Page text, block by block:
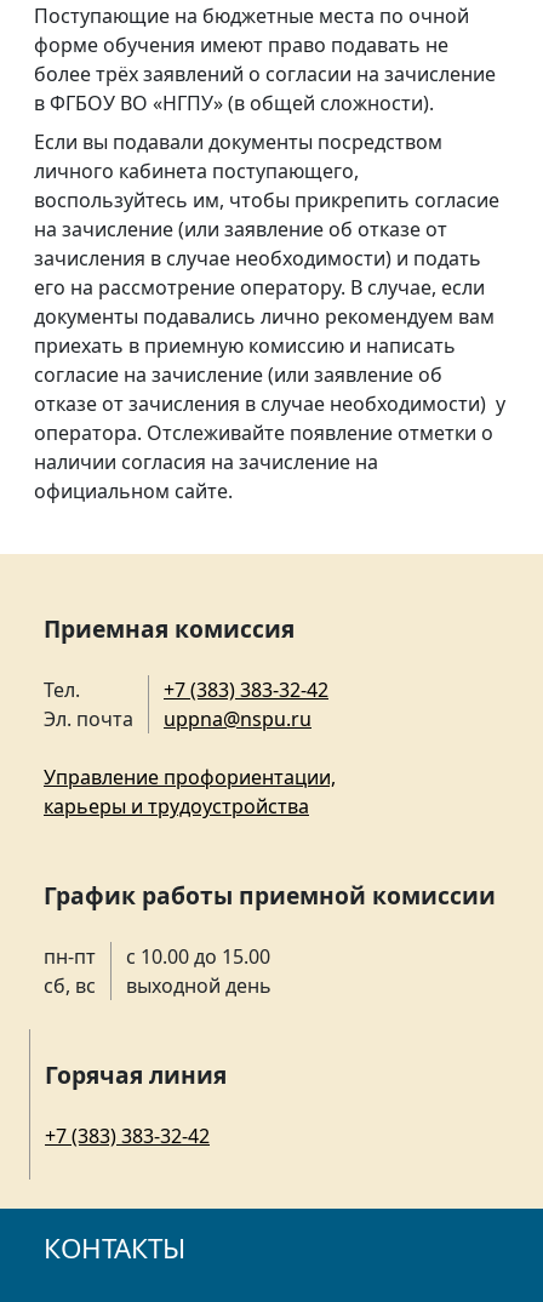
Поступающие на бюджетные места по очной
форме обучения имеют право подавать не
более трёх заявлений о согласии на зачисление
в ФГБОУ ВО «НГПУ» (в общей сложности).
Если вы подавали документы посредством
личного кабинета поступающего,
воспользуйтесь им, чтобы прикрепить согласие
на зачисление (или заявление об отказе от
зачисления в случае необходимости) и подать
его на рассмотрение оператору. В случае, если
документы подавались лично рекомендуем вам
приехать в приемную комиссию и написать
согласие на зачисление (или заявление об
отказе от зачисления в случае необходимости) у
оператора. Отслеживайте появление отметки о
наличии согласия на зачисление на
официальном сайте.
Приемная комиссия
Тел.
Эл. почта
+7 (383) 383-32-42
uppna@nspu.ru
Управление профориентации,
карьеры и трудоустройства
График работы приемной комиссии
пн-пт
сб, вс
с 10.00 до 15.00
выходной день
Горячая линия
+7 (383) 383-32-42
КОНТАКТЫ